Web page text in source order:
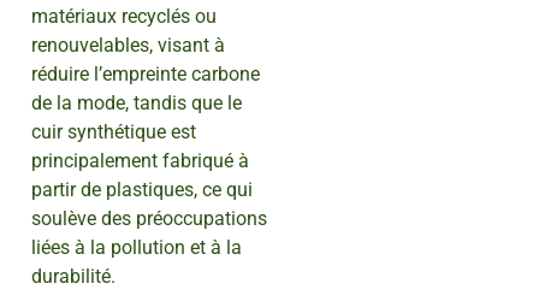
matériaux recyclés ou
renouvelables, visant à
réduire l’empreinte carbone
de la mode, tandis que le
cuir synthétique est
principalement fabriqué à
partir de plastiques, ce qui
soulève des préoccupations
liées à la pollution et à la
durabilité.